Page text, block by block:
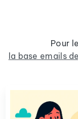
Pour
la base emails